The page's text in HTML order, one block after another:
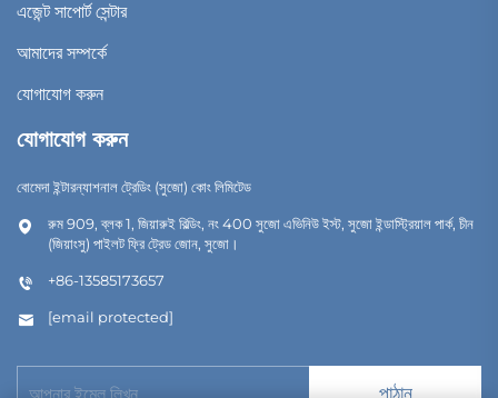
এজেন্ট সাপোর্ট সেন্টার
আমাদের সম্পর্কে
যোগাযোগ করুন
যোগাযোগ করুন
বোমেদা ইন্টারন্যাশনাল ট্রেডিং (সুজো) কোং লিমিটেড
রুম 909, ব্লক 1, জিয়ারুই বিল্ডিং, নং 400 সুজো এভিনিউ ইস্ট, সুজো ইন্ডাস্ট্রিয়াল পার্ক, চীন
(জিয়াংসু) পাইলট ফ্রি ট্রেড জোন, সুজো।
+86-13585173657
[email protected]